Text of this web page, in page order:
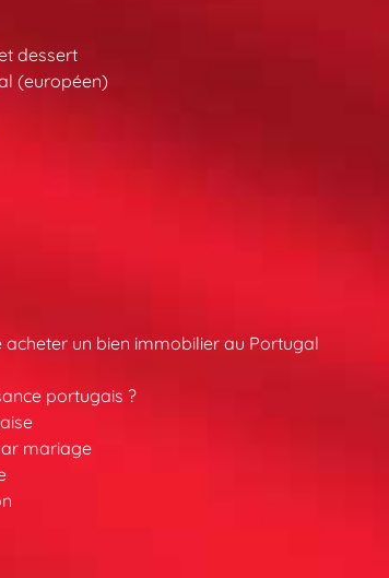
dessert
(européen)
un bien immobilier au Portugal
portugais ?
mariage